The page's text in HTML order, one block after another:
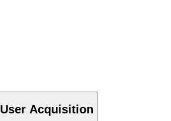
User Acquisition